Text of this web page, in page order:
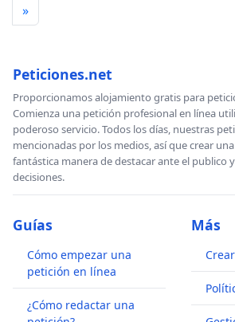
»
Peticiones.net
Proporcionamos alojamiento gratis para
Comienza una petición profesional en línea
poderoso servicio. Todos los días, nuestras
mencionadas por los medios, así que crear
fantástica manera de destacar ante el publico
decisiones.
Guías
Cómo empezar una
petición en línea
¿Cómo redactar una
Más